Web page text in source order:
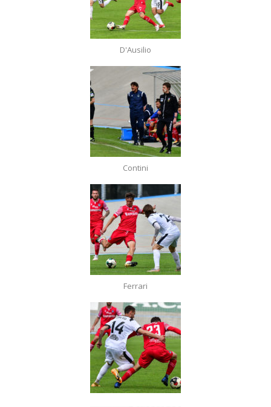
D'Ausilio
Contini
Ferrari